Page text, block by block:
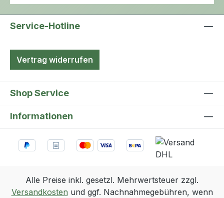
Service-Hotline
Vertrag widerrufen
Shop Service
Informationen
Alle Preise inkl. gesetzl. Mehrwertsteuer zzgl.
Versandkosten und ggf. Nachnahmegebühren, wenn